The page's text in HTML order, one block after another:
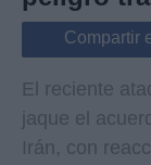
Viajes
Compartir
El reciente
jaque el
Irán, con